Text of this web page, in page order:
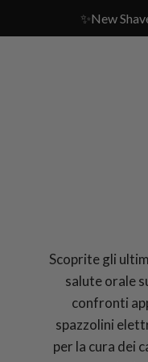
✨New
Scoprite gli
salute orale
confronti
spazzolini
per la cura dei